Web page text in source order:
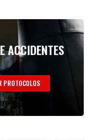
ACCIDENTES
PROTOCOLOS